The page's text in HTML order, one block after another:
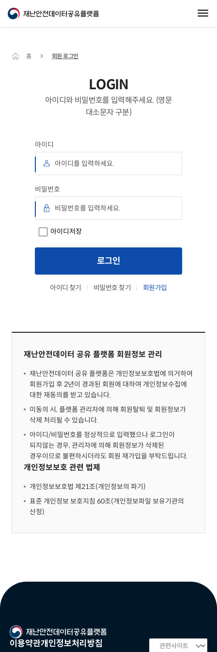
홈 회원 로그인
LOGIN
아이디와 비밀번호를 입력해주세요. (영문
대소문자 구분)
아이디
비밀번호
아이디저장
로그인
아이디 찾기 비밀번호 찾기 회원가입
재난안전데이터 공유 플랫폼 회원정보 관리
재난안전데이터 공유 플랫폼은 개인정보보호법에 의거하여
회원가입 후 2년이 경과된 회원에 대하여 개인정보수집에
대한 재동의를 받고 있습니다.
미동의 시, 플랫폼 관리자에 의해 회원탈퇴 및 회원정보가
삭제 처리될 수 있습니다.
아이디/비밀번호를 정상적으로 입력했으나 로그인이
되지않는 경우, 관리자에 의해 회원정보가 삭제된
경우이므로 불편하시더라도 회원 재가입을 부탁드립니다.
개인정보보호 관련 법제
개인정보보호법 제21조(개인정보의 파기)
표준 개인정보 보호지침 60조(개인정보파일 보유기관의
산정)
이용약관개인정보처리방침